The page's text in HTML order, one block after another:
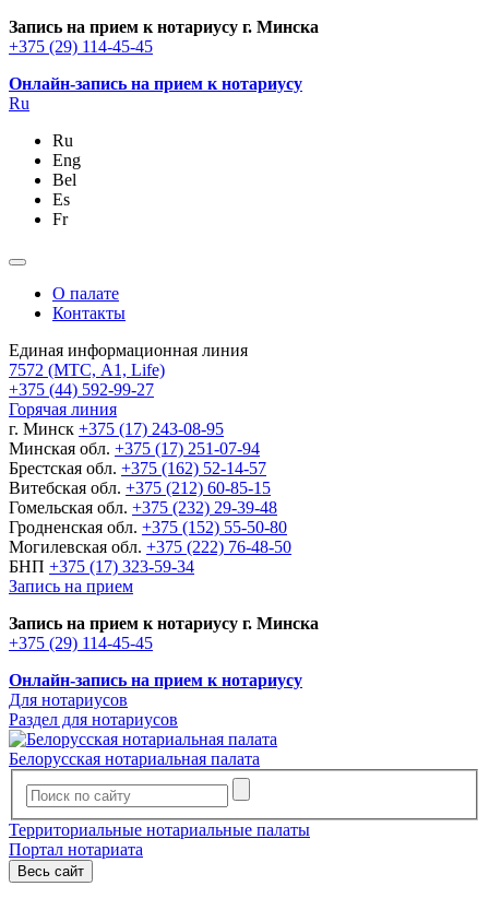
Запись на прием к нотариусу г. Минска
+375 (29) 114-45-45
Онлайн-запись на прием к нотариусу
Ru
Ru
Eng
Bel
Es
Fr
О палате
Контакты
Единая информационная линия
7572 (МТС, A1, Life)
+375 (44) 592-99-27
Горячая линия
г. Минск +375 (17) 243-08-95
Минская обл. +375 (17) 251-07-94
Брестская обл. +375 (162) 52-14-57
Витебская обл. +375 (212) 60-85-15
Гомельская обл. +375 (232) 29-39-48
Гродненская обл. +375 (152) 55-50-80
Могилевская обл. +375 (222) 76-48-50
БНП +375 (17) 323-59-34
Запись на прием
Запись на прием к нотариусу г. Минска
+375 (29) 114-45-45
Онлайн-запись на прием к нотариусу
Для нотариусов
Раздел для нотариусов
Белорусская нотариальная палата
Территориальные нотариальные палаты
Портал нотариата
Весь сайт